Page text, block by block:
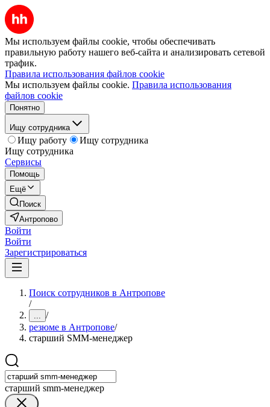
Мы используем файлы cookie, чтобы обеспечивать
правильную работу нашего веб-сайта и анализировать сетевой
трафик.
Правила использования файлов cookie
Мы используем файлы cookie. Правила использования
файлов cookie
Понятно
Ищу сотрудника
Ищу работу
Ищу сотрудника
Ищу сотрудника
Сервисы
Помощь
Ещё
Поиск
Антропово
Войти
Войти
Зарегистрироваться
Поиск сотрудников в Антропове
/
... /
резюме в Антропове/
старший SMM-менеджер
старший smm-менеджер